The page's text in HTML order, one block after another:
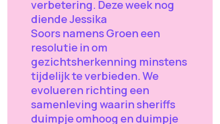
verbetering. Deze week nog
diende Jessika
Soors namens Groen een
resolutie in om
gezichtsherkenning minstens
tijdelijk te verbieden. We
evolueren richting een
samenleving waarin sheriffs
duimpje omhoog en duimpje